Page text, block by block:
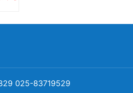
025-83719529